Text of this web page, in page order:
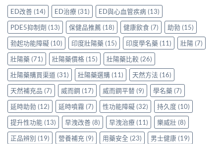
一
次
看
清〉
中
渠
道、
價
錢
與
真
實
使
用
心
得〉
中
男
士
購
買
前
必
讀
的
注
意
事
項〉
中
助
勃
加
延
時
配
方，
香
港
用
家
真
實
使
用
心
得〉
隻
好？
一
文
比
較
Sidegra、
VI[DK]
與
保
羅
紅
鑽〉
中
ED改善 (14) ED治療 (31) ED與心血管疾病 (13)
PDE5抑制劑 (13) 保健品推薦 (18) 健康飲食 (7) 助勃 (15)
勃起功能障礙 (10) 印度壯陽藥 (15) 印度學名藥 (11) 壯陽 (7)
壯陽藥 (71) 壯陽藥價格 (15) 壯陽藥比較 (26)
壯陽藥購買渠道 (31) 壯陽藥選購 (11) 天然方法 (16)
天然補充品 (7) 威而鋼 (17) 威而鋼平替 (9) 學名藥 (7)
延時助勃 (12) 延時噴霧 (7) 性功能障礙 (32) 持久度 (10)
提升性功能 (13) 早洩改善 (8) 早洩治療 (11) 樂威壯 (8)
正品辨別 (19) 營養補充 (9) 用藥安全 (23) 男士健康 (19)